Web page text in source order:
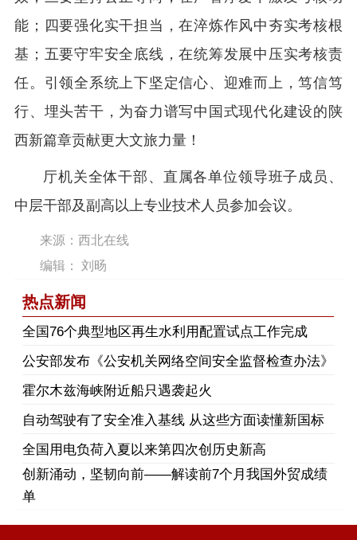
能；四要强化实干担当，在淬炼作风中夯实考核根
基；五要守牢安全底线，在统筹发展中压实考核责
任。引领全系统上下坚定信心、迎难而上，笃信笃
行、埋头苦干，为奋力谱写中国式现代化建设的陕
西新篇章贡献更大文旅力量！
厅机关全体干部、直属各单位领导班子成员、
中层干部及副高以上专业技术人员参加会议。
来源：西北在线
编辑： 刘旸
热点新闻
​全国76个典型地区再生水利用配置试点工作完成
公安部发布《公安机关网络空间安全监督检查办法》
霍尔木兹海峡附近船只遇袭起火
自动驾驶有了安全准入基线 从这些方面读懂新国标
全国用电负荷入夏以来第四次创历史新高
创新涌动，坚韧向前——解读前7个月我国外贸成绩
单